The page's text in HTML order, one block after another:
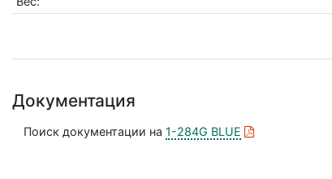
Документация
Поиск документации на1-284G BLUE